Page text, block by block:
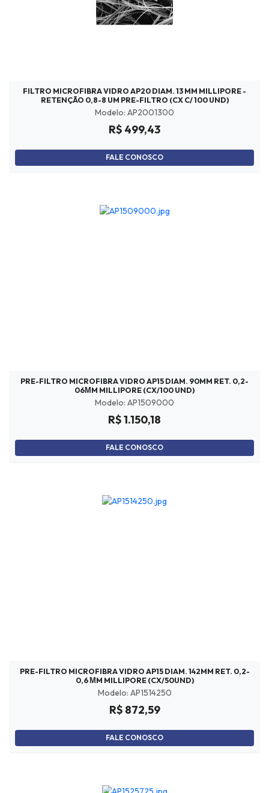
FILTRO MICROFIBRA VIDRO AP20 DIAM. 13 MM MILLIPORE -
RETENÇÃO 0,8-8 UM PRE-FILTRO (CX C/ 100 UND)
Modelo: AP2001300
R$ 499,43
FALE CONOSCO
PRE-FILTRO MICROFIBRA VIDRO AP15 DIAM. 90MM RET. 0,2-
06ΜM MILLIPORE (CX/100 UND)
Modelo: AP1509000
R$ 1.150,18
FALE CONOSCO
PRE-FILTRO MICROFIBRA VIDRO AP15 DIAM. 142MM RET. 0,2-
0,6 ΜM MILLIPORE (CX/50UND)
Modelo: AP1514250
R$ 872,59
FALE CONOSCO